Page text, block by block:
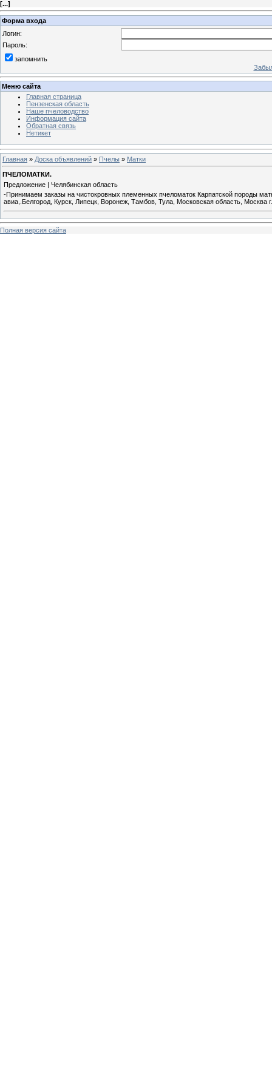
[...]
Форма входа
Логин:
Пароль:
запомнить
Меню сайта
Главная страница
Пензенская область
Наше пчеловодство
Информация сайта
Обратная связь
Нетикет
Главная » Доска объявлений » Пчелы » Матки
ПЧЕЛОМАТКИ.
Предложение | Челябинская область
-Принимаем заказы на чистокровных племенных пчеломаток Карпатской породы
авиа,.Белгород, Курск, Липецк, Воронеж, Тамбов, Тула, Московская область, Москва
Полная версия сайта